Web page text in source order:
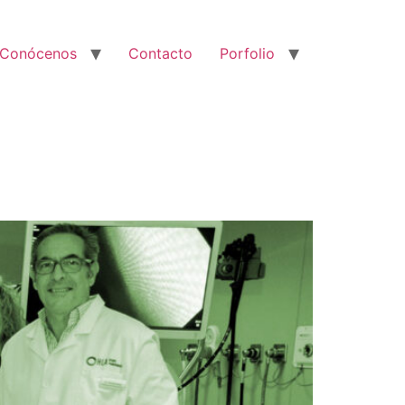
Conócenos Contacto Porfolio